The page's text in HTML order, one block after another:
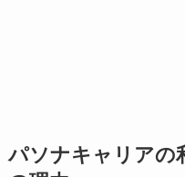
パソナキャリアの